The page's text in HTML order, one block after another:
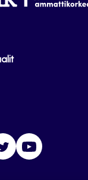
Twitter